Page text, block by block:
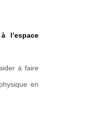
l’espace
à faire
en